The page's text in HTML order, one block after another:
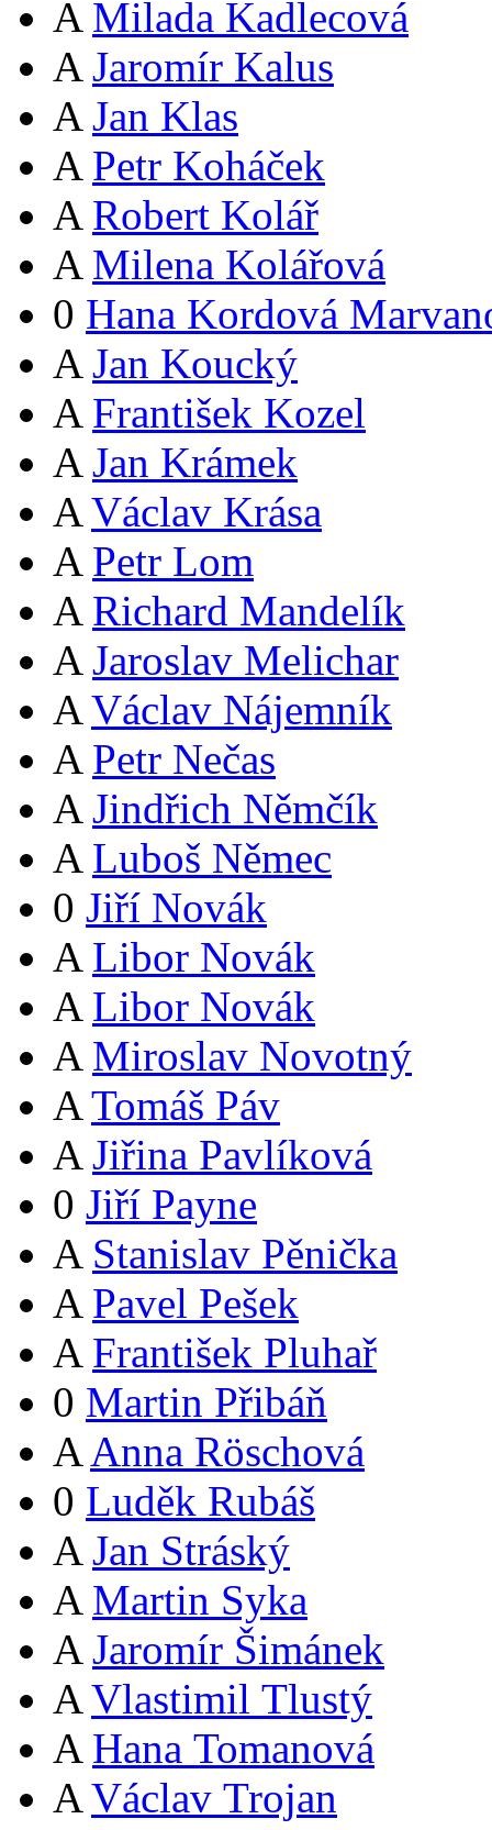
A Milada Kadlecová
A Jaromír Kalus
A Jan Klas
A Petr Koháček
A Robert Kolář
A Milena Kolářová
0 Hana Kordová
A Jan Koucký
A František Kozel
A Jan Krámek
A Václav Krása
A Petr Lom
A Richard Mandelík
A Jaroslav Melichar
A Václav Nájemník
A Petr Nečas
A Jindřich Němčík
A Luboš Němec
0 Jiří Novák
A Libor Novák
A Libor Novák
A Miroslav Novotný
A Tomáš Páv
A Jiřina Pavlíková
0 Jiří Payne
A Stanislav Pěnička
A Pavel Pešek
A František Pluhař
0 Martin Přibáň
A Anna Röschová
0 Luděk Rubáš
A Jan Stráský
A Martin Syka
A Jaromír Šimánek
A Vlastimil Tlustý
A Hana Tomanová
A Václav Trojan